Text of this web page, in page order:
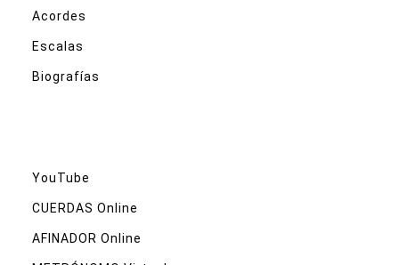
Acordes
Escalas
Biografías
YouTube
CUERDAS Online
AFINADOR Online